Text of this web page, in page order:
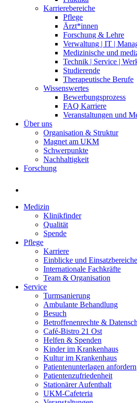
Karrierebereiche
Pflege
Ärzt*innen
Forschung & Lehre
Verwaltung | IT |
Medizinische und
Technik | Service |
Studierende
Therapeutische Berufe
Wissenswertes
Bewerbungsprozess
FAQ Karriere
Veranstaltungen und
Über uns
Organisation & Struktur
Magnet am UKM
Schwerpunkte
Nachhaltigkeit
Forschung
Medizin
Klinikfinder
Qualität
Spende
Pflege
Karriere
Einblicke und Einsatzbereiche
Internationale Fachkräfte
Team & Organisation
Service
Turmsanierung
Ambulante Behandlung
Besuch
Betroffenenrechte &
Café-Bistro 21 Ost
Helfen & Spenden
Kinder im Krankenhaus
Kultur im Krankenhaus
Patientenunterlagen anfordern
Patientenzufriedenheit
Stationärer Aufenthalt
UKM-Cafeteria